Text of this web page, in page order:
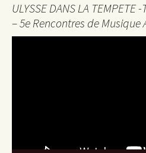
ULYSSE DANS LA
– 5e Rencontres de Musique